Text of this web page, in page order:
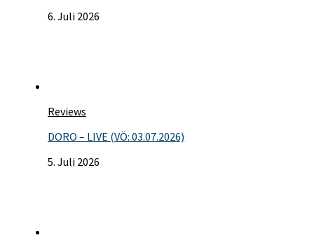
6. Juli 2026
Reviews
DORO – LIVE (VÖ: 03.07.2026)
5. Juli 2026